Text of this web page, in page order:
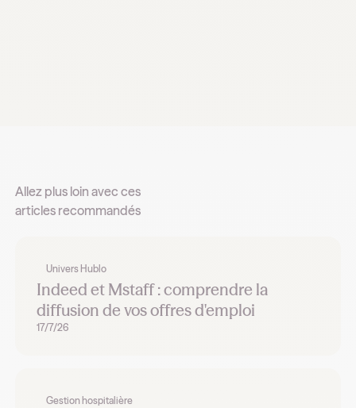
Allez plus loin avec ces
articles recommandés
Univers Hublo
Indeed et Mstaff : comprendre la
diffusion de vos offres d'emploi
17/7/26
Gestion hospitalière